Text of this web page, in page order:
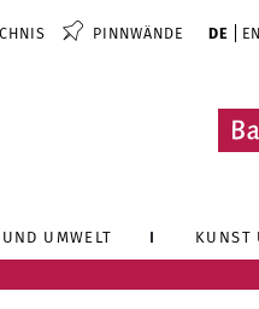
PINNWÄNDE DE EN
UMWELT KUNST